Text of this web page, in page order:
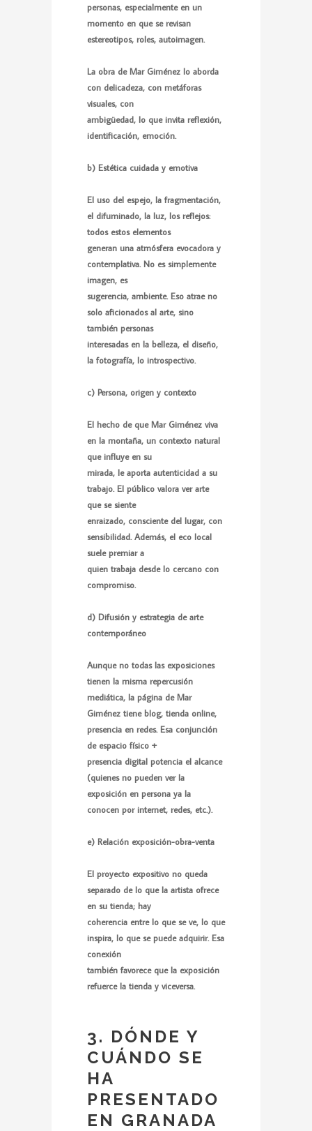
personas, especialmente en un
momento en que se revisan
estereotipos, roles, autoimagen.
La obra de Mar Giménez lo aborda
con delicadeza, con metáforas
visuales, con
ambigüedad, lo que invita reflexión,
identificación, emoción.
b) Estética cuidada y emotiva
El uso del espejo, la fragmentación,
el difuminado, la luz, los reflejos:
todos estos elementos
generan una atmósfera evocadora y
contemplativa. No es simplemente
imagen, es
sugerencia, ambiente. Eso atrae no
solo aficionados al arte, sino
también personas
interesadas en la belleza, el diseño,
la fotografía, lo introspectivo.
c) Persona, origen y contexto
El hecho de que Mar Giménez viva
en la montaña, un contexto natural
que influye en su
mirada, le aporta autenticidad a su
trabajo. El público valora ver arte
que se siente
enraizado, consciente del lugar, con
sensibilidad. Además, el eco local
suele premiar a
quien trabaja desde lo cercano con
compromiso.
d) Difusión y estrategia de arte
contemporáneo
Aunque no todas las exposiciones
tienen la misma repercusión
mediática, la página de Mar
Giménez tiene blog, tienda online,
presencia en redes. Esa conjunción
de espacio físico +
presencia digital potencia el alcance
(quienes no pueden ver la
exposición en persona ya la
conocen por internet, redes, etc.).
e) Relación exposición-obra-venta
El proyecto expositivo no queda
separado de lo que la artista ofrece
en su tienda; hay
coherencia entre lo que se ve, lo que
inspira, lo que se puede adquirir. Esa
conexión
también favorece que la exposición
refuerce la tienda y viceversa.
3. DÓNDE Y
CUÁNDO SE
HA
PRESENTADO
EN GRANADA